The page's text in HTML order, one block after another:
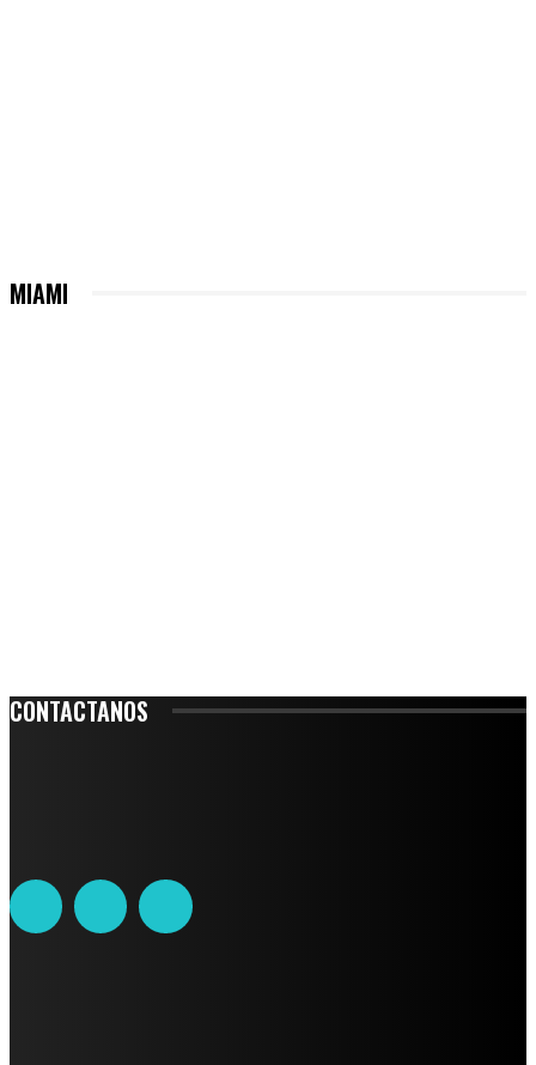
MIAMI
CONTACTANOS